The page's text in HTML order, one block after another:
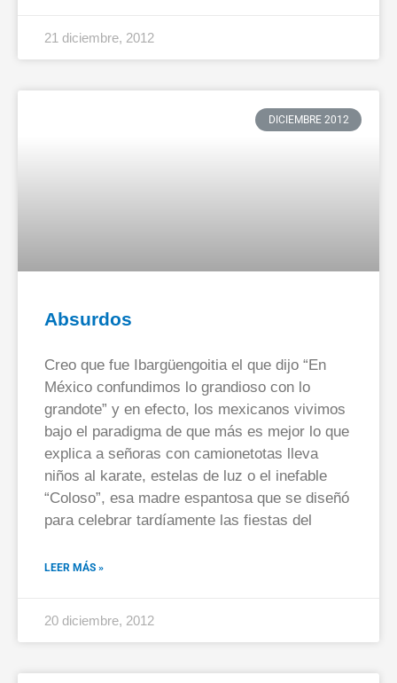
21 diciembre, 2012
DICIEMBRE 2012
Absurdos
Creo que fue Ibargüengoitia el que dijo “En
México confundimos lo grandioso con lo
grandote” y en efecto, los mexicanos vivimos
bajo el paradigma de que más es mejor lo que
explica a señoras con camionetotas lleva
niños al karate, estelas de luz o el inefable
“Coloso”, esa madre espantosa que se diseñó
para celebrar tardíamente las fiestas del
LEER MÁS »
20 diciembre, 2012